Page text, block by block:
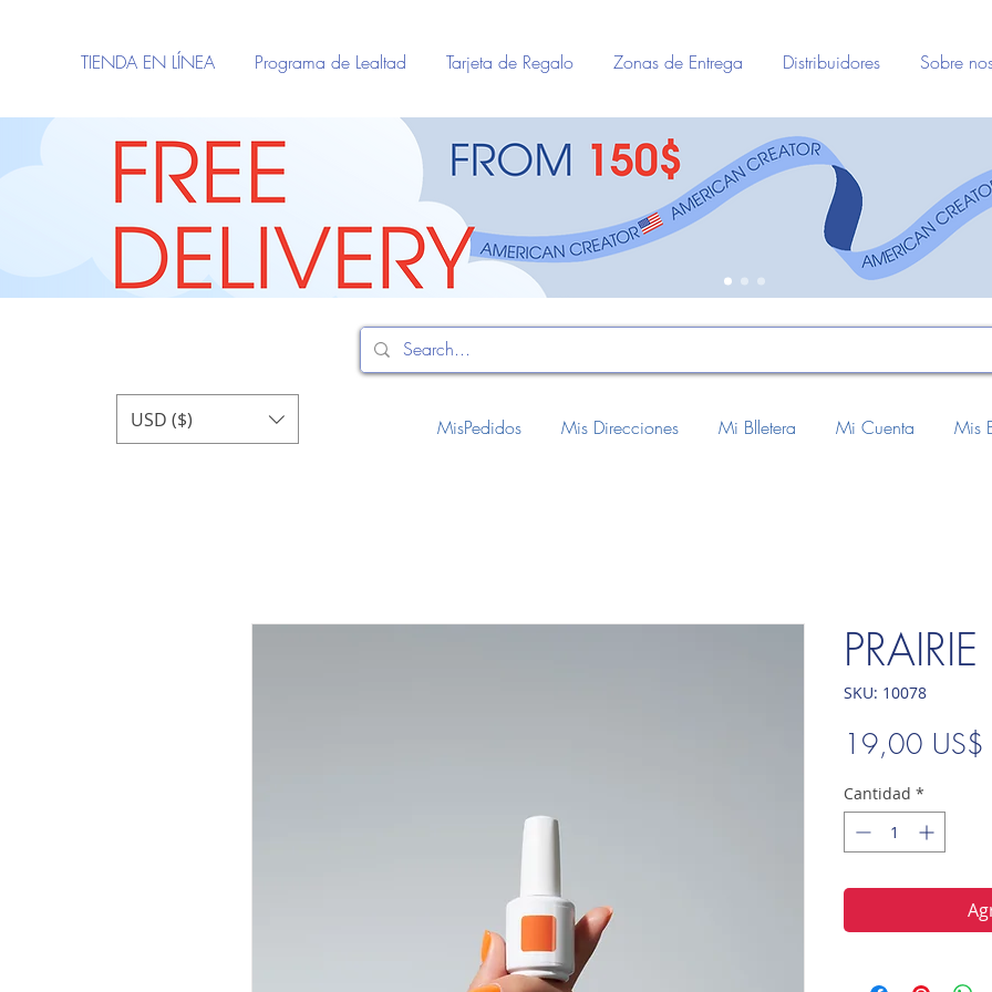
TIENDA EN LÍNEA Programa de Lealtad Tarjeta de Regalo Zonas de Entrega Distribuidores Sobre
USD ($) MisPedidos Mis Direcciones Mi Blletera Mi Cuenta Mis
PRAIRIE
SKU: 10078
19,00 US$
Cantidad *